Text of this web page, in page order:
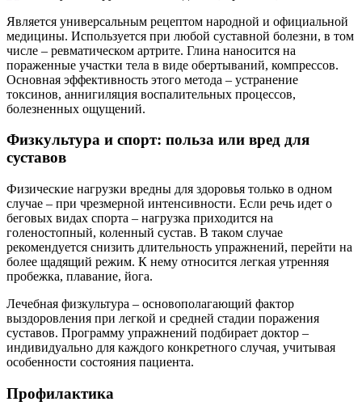
Является универсальным рецептом народной и официальной
медицины. Используется при любой суставной болезни, в том
числе – ревматическом артрите. Глина наносится на
пораженные участки тела в виде обертываний, компрессов.
Основная эффективность этого метода – устранение
токсинов, аннигиляция воспалительных процессов,
болезненных ощущений.
Физкультура и спорт: польза или вред для
суставов
Физические нагрузки вредны для здоровья только в одном
случае – при чрезмерной интенсивности. Если речь идет о
беговых видах спорта – нагрузка приходится на
голеностопный, коленный сустав. В таком случае
рекомендуется снизить длительность упражнений, перейти на
более щадящий режим. К нему относится легкая утренняя
пробежка, плавание, йога.
Лечебная физкультура – основополагающий фактор
выздоровления при легкой и средней стадии поражения
суставов. Программу упражнений подбирает доктор –
индивидуально для каждого конкретного случая, учитывая
особенности состояния пациента.
Профилактика